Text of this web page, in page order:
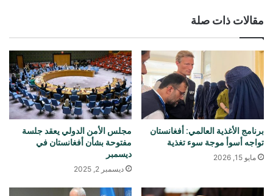
مقالات ذات صلة
برنامج الأغذية العالمي: أفغانستان
تواجه أسوأ موجة سوء تغذية
مايو 15, 2026
مجلس الأمن الدولي يعقد جلسة
مفتوحة بشأن أفغانستان في
ديسمبر
ديسمبر 2, 2025